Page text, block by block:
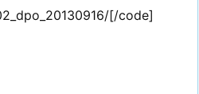
[/code]